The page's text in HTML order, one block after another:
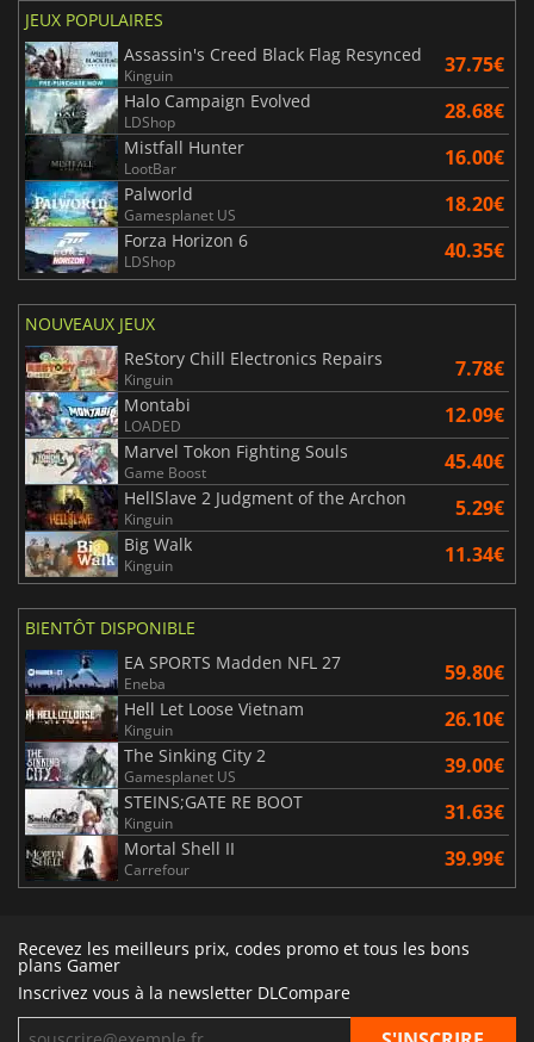
JEUX POPULAIRES
Assassin's Creed Black Flag Resynced
Kinguin 37.75€
Halo Campaign Evolved
LDShop 28.68€
Mistfall Hunter
LootBar 16.00€
Palworld
Gamesplanet US 18.20€
Forza Horizon 6
LDShop 40.35€
NOUVEAUX JEUX
ReStory Chill Electronics Repairs
Kinguin 7.78€
Montabi
LOADED 12.09€
Marvel Tokon Fighting Souls
Game Boost 45.40€
HellSlave 2 Judgment of the Archon
Kinguin 5.29€
Big Walk
Kinguin 11.34€
BIENTÔT DISPONIBLE
EA SPORTS Madden NFL 27
Eneba 59.80€
Hell Let Loose Vietnam
Kinguin 26.10€
The Sinking City 2
Gamesplanet US 39.00€
STEINS;GATE RE BOOT
Kinguin 31.63€
Mortal Shell II
Carrefour 39.99€
Recevez les meilleurs prix, codes promo et tous les bons
plans Gamer
Inscrivez vous à la newsletter DLCompare